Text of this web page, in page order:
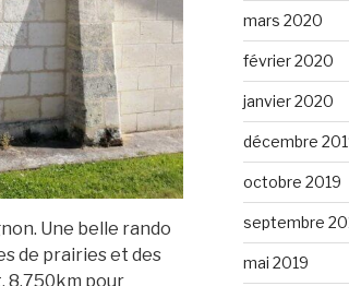
Une belle rando
de prairies et des
8.750km pour
mars 2020
février 2020
janvier 2020
décembre
octobre 2019
septembre
mai 2019